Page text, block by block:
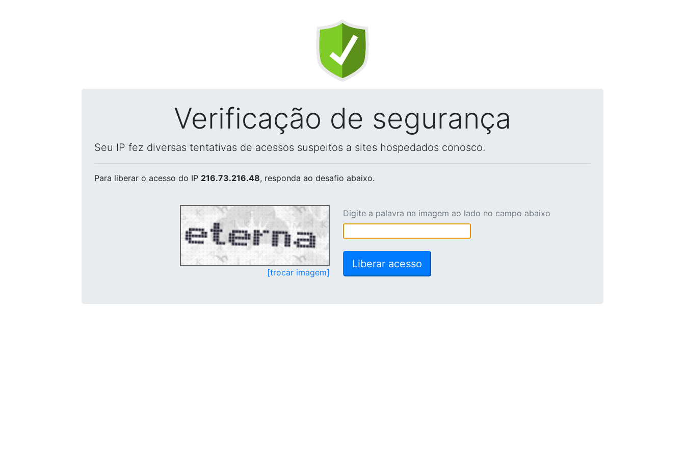
Verificação de segurança
Seu IP fez diversas tentativas de acessos suspeitos a sites hospedados conosco.
Para liberar o acesso do IP 216.73.216.48, responda ao desafio abaixo.
[trocar imagem]
Digite a palavra na imagem ao lado no campo abaixo